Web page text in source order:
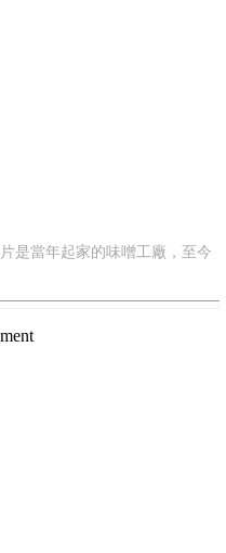
是當年起家的味噌工廠，至今